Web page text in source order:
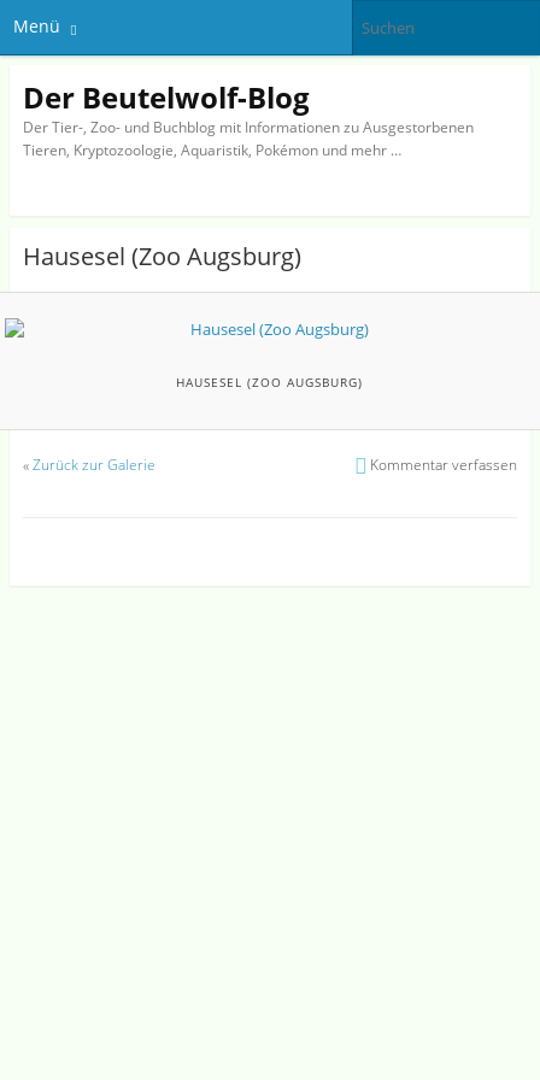
Menü
Der Beutelwolf-Blog
Der Tier-, Zoo- und Buchblog mit Informationen zu Ausgestorbenen
Tieren, Kryptozoologie, Aquaristik, Pokémon und mehr …
Hausesel (Zoo Augsburg)
HAUSESEL (ZOO AUGSBURG)
«Zurück zur Galerie Kommentar verfassen